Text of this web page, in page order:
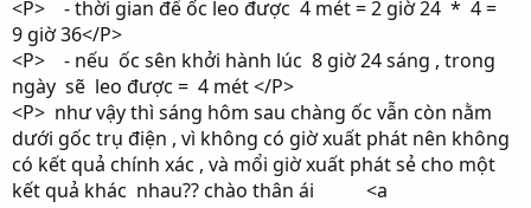
<P> - thời gian để ốc leo được 4 mét = 2 giờ 24 * 4 =
9 giờ 36</P>
<P> - nếu ốc sên khởi hành lúc 8 giờ 24 sáng , trong
ngày sẽ leo được = 4 mét </P>
<P> như vậy thì sáng hôm sau chàng ốc vẫn còn nằm
dưới gốc trụ điện , vì không có giờ xuất phát nên không
có kết quả chính xác , và mổi giờ xuất phát sẻ cho một
kết quả khác nhau?? chào thân ái <a